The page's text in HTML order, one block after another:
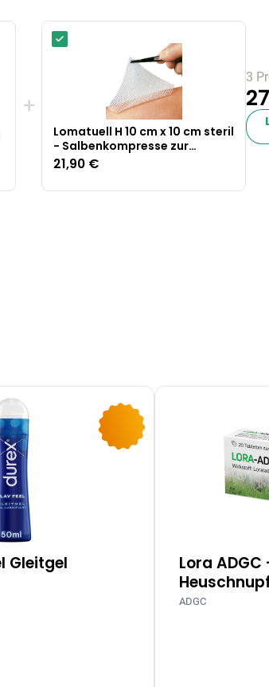
+
Lomatuell H 10 cm x 10 cm steril
- Salbenkompresse zur
Wundversorgung
21,90 €
3
Gleitgel
Lora ADGC
ADGC